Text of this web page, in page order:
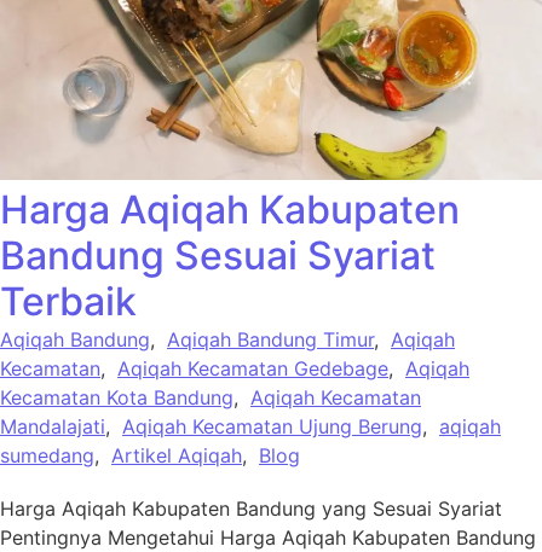
Harga Aqiqah Kabupaten
Bandung Sesuai Syariat
Terbaik
Aqiqah Bandung, Aqiqah Bandung Timur, Aqiqah
Kecamatan, Aqiqah Kecamatan Gedebage, Aqiqah
Kecamatan Kota Bandung, Aqiqah Kecamatan
Mandalajati, Aqiqah Kecamatan Ujung Berung, aqiqah
sumedang, Artikel Aqiqah, Blog
Harga Aqiqah Kabupaten Bandung yang Sesuai Syariat
Pentingnya Mengetahui Harga Aqiqah Kabupaten Bandung